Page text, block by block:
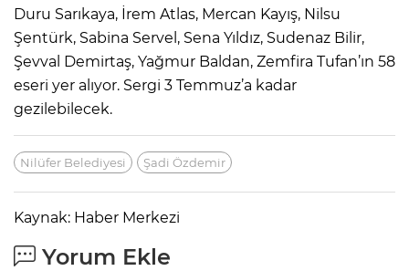
Duru Sarıkaya, İrem Atlas, Mercan Kayış, Nilsu
Şentürk, Sabina Servel, Sena Yıldız, Sudenaz Bilir,
Şevval Demirtaş, Yağmur Baldan, Zemfira Tufan’ın 58
eseri yer alıyor. Sergi 3 Temmuz’a kadar
gezilebilecek.
Nilüfer Belediyesi Şadi Özdemir
Kaynak: Haber Merkezi
Yorum Ekle